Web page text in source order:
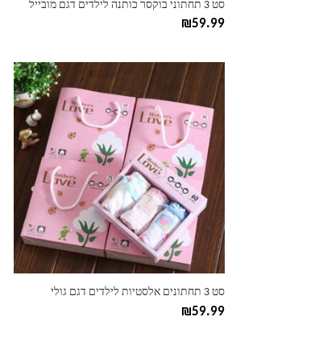
סט 3 תחתוני בוקסר כותנה לילדים דגם מובייל
₪59.99
סט 3 תחתונים אלסטיות לילדים דגם גולי
₪59.99
למוצר
זה
יש
מספר
סוגים.
ניתן
לבחור
האפשרויות
בעמוד
המוצר